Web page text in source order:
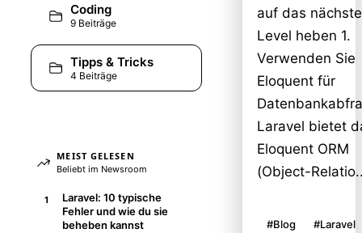
Coding
9 Beiträge
Tipps & Tricks
4 Beiträge
MEIST GELESEN
Beliebt im Newsroom
1
Laravel: 10 typische
Fehler und wie du sie
beheben kannst
auf das nächste
Level heben 1.
Verwenden Sie
Eloquent für
Laravel bietet
Eloquent ORM
(Object-
#Blog #Laravel